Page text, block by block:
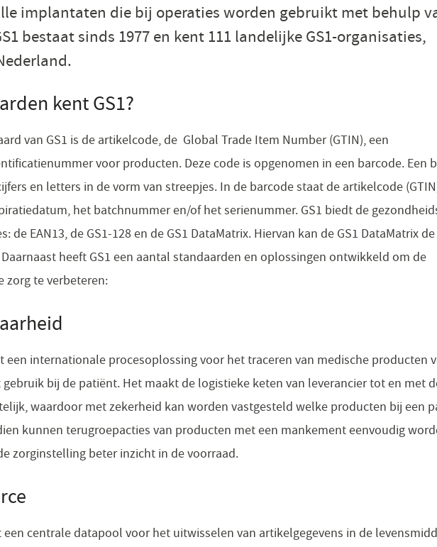
implantaten die bij operaties worden gebruikt met behulp
bestaat sinds 1977 en kent 111 landelijke GS1-organisaties,
kent GS1?
van GS1 is de artikelcode, de Global Trade Item Number (GTIN), een
voor producten. Deze code is opgenomen in een barcode. Een
en letters in de vorm van streepjes. In de barcode staat de artikelcode
het batchnummer en/of het serienummer. GS1 biedt de
de EAN13, de GS1-128 en de GS1 DataMatrix. Hiervan kan de GS1 DataMatrix
heeft GS1 een aantal standaarden en oplossingen ontwikkeld om de
zorg te verbeteren:​
een internationale procesoplossing voor het traceren van medische producten
bij de patiënt. Het maakt de logistieke keten van leverancier tot en met
waardoor met zekerheid kan worden vastgesteld welke producten bij een
kunnen terugroepacties van producten met een mankement eenvoudig
zorginstelling beter inzicht in de voorraad.​
een centrale datapool voor het uitwisselen van artikelgegevens in de